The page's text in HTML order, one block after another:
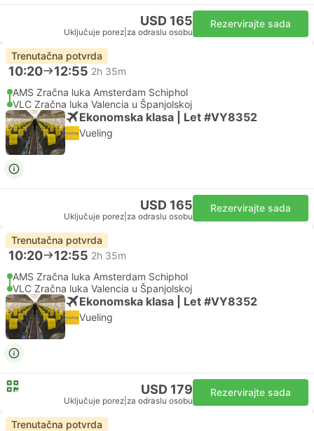
USD 165
Uključuje porez za odraslu osobu
Rezervirajte sada
Trenutačna potvrda
10:20 12:55 2h 35m
AMS Zračna luka Amsterdam Schiphol
VLC Zračna luka Valencia u Španjolskoj
Ekonomska klasa | Let #VY8352
Vueling
USD 165
Uključuje porez za odraslu osobu
Rezervirajte sada
Trenutačna potvrda
10:20 12:55 2h 35m
AMS Zračna luka Amsterdam Schiphol
VLC Zračna luka Valencia u Španjolskoj
Ekonomska klasa | Let #VY8352
Vueling
USD 179
Uključuje porez za odraslu osobu
Rezervirajte sada
Trenutačna potvrda